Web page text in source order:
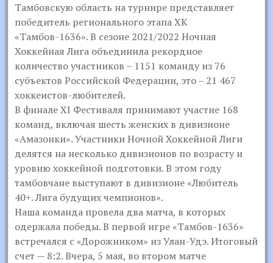
Тамбовскую область на турнире представляет
победитель регионального этапа ХК
«Тамбов-1636». В сезоне 2021/2022 Ночная
Хоккейная Лига объединила рекордное
количество участников – 1151 команду из 76
субъектов Российской Федерации, это – 21 467
хоккеистов-любителей.
В финале XI Фестиваля принимают участие 168
команд, включая шесть женских в дивизионе
«Амазонки». Участники Ночной Хоккейной Лиги
делятся на несколько дивизионов по возрасту и
уровню хоккейной подготовки. В этом году
тамбовчане выступают в дивизионе «Любитель
40+. Лига будущих чемпионов».
Наша команда провела два матча, в которых
одержала победы. В первой игре «Тамбов-1636»
встречался с «Дорожником» из Улан-Удэ. Итоговый
счет — 8:2. Вчера, 5 мая, во втором матче